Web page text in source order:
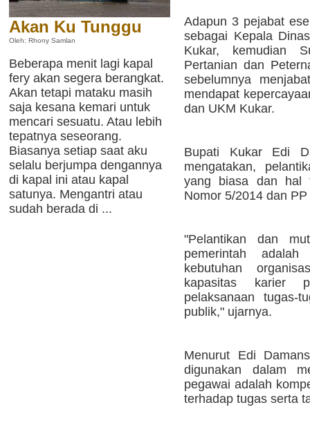
Akan Ku Tunggu
Oleh: Rhony Samlan
Beberapa menit lagi kapal
fery akan segera berangkat.
Akan tetapi mataku masih
saja kesana kemari untuk
mencari sesuatu. Atau lebih
tepatnya seseorang.
Biasanya setiap saat aku
selalu berjumpa dengannya
di kapal ini atau kapal
satunya. Mengantri atau
sudah berada di ...
Adapun 3 pejabat
sebagai Kepala
Kukar, kemudian
Pertanian dan
sebelumnya
mendapat
dan UKM Kukar.
Bupati Kukar Edi
mengatakan,
yang biasa dan hal
Nomor 5/2014 dan
"Pelantikan dan
pemerintah
kebutuhan
kapasitas karier
pelaksanaan tugas-
publik," ujarnya.
Menurut Edi
digunakan dalam
pegawai adalah
terhadap tugas serta